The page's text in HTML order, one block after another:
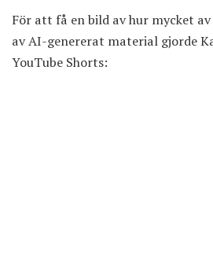
För att få en bild av hur mycket
av AI-genererat material gjorde
YouTube Shorts: